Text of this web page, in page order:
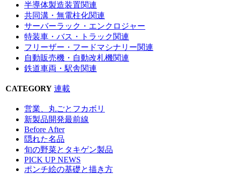
半導体製造装置関連
共同溝・無電柱化関連
サーバーラック・エンクロジャー
特装車・バス・トラック関連
フリーザー・フードマシナリー関連
自動販売機・自動改札機関連
鉄道車両・駅舎関連
CATEGORY 連載
営業、丸ごとフカボリ
新製品開発最前線
Before After
隠れた名品
旬の野菜とタキゲン製品
PICK UP NEWS
ポンチ絵の基礎と描き方